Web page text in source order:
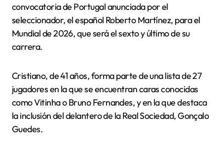
convocatoria de Portugal anunciada por el
seleccionador, el español Roberto Martínez, para el
Mundial de 2026, que será el sexto y último de su
carrera.
Cristiano, de 41 años, forma parte de una lista de 27
jugadores en la que se encuentran caras conocidas
como Vitinha o Bruno Fernandes, y en la que destaca
la inclusión del delantero de la Real Sociedad, Gonçalo
Guedes.